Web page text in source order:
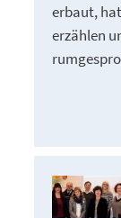
erbaut,
erzählen